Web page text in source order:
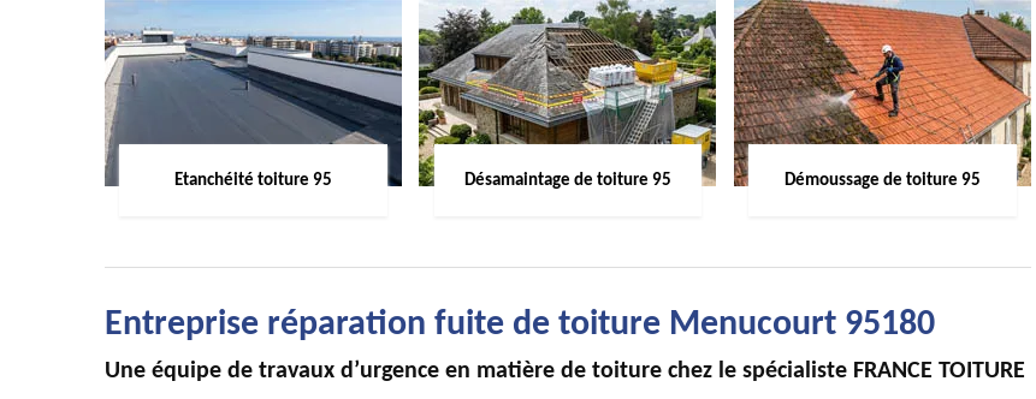
Etanchéité toiture 95 Désamaintage de toiture 95 Démoussage de toiture 95
Entreprise réparation fuite de toiture Menucourt 95180
Une équipe de travaux d’urgence en matière de toiture chez le spécialiste FRANCE TOITURE